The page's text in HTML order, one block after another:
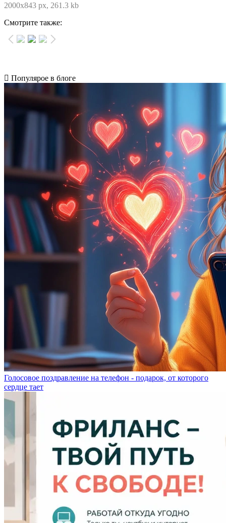
2000x843 px, 261.3 kb
Смотрите также:
Популярое в блоге
Голосовое поздравление на телефон - подарок, от которого
сердце тает